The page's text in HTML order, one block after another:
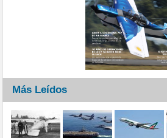
Más Leídos